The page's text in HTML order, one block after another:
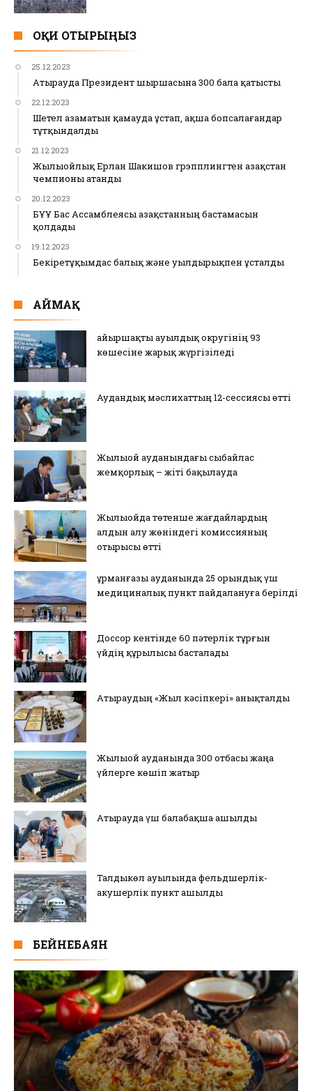
ОҚИ ОТЫРЫҢЫЗ
25.12.2023
Атырауда Президент шыршасына 300 бала қатысты
22.12.2023
Шетел азаматын қамауда ұстап, ақша бопсалағандар
тұтқындалды
21.12.2023
Жылыойлық Ерлан Шакишов грэпплингтен Қазақстан
чемпионы атанды
20.12.2023
БҰҰ Бас Ассамблеясы Қазақстанның бастамасын
қолдады
19.12.2023
Бекіретұқымдас балық және уылдырықпен ұсталды
АЙМАҚ
Қайыршақты ауылдық округінің 93
көшесіне жарық жүргізіледі
Аудандық мәслихаттың 12-сессиясы өтті
Жылыой ауданындағы сыбайлас
жемқорлық – жіті бақылауда
Жылыойда төтенше жағдайлардың
алдын алу жөніндегі комиссияның
отырысы өтті
Құрманғазы ауданында 25 орындық үш
медициналық пункт пайдалануға берілді
Доссор кентінде 60 пәтерлік тұрғын
үйдің құрылысы басталады
Атыраудың «Жыл кәсіпкері» анықталды
Жылыой ауданында 300 отбасы жаңа
үйлерге көшіп жатыр
Атырауда үш балабақша ашылды
Талдыкөл ауылында фельдшерлік-
акушерлік пункт ашылды
БЕЙНЕБАЯН